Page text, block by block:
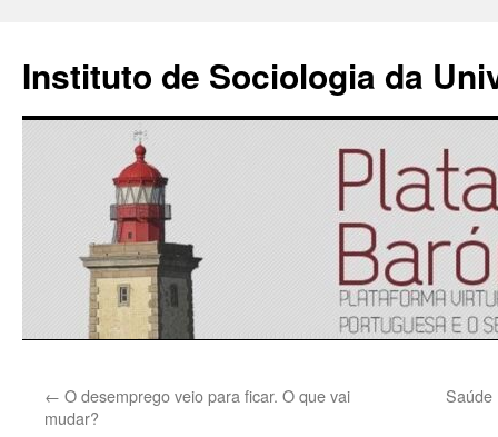
Instituto de Sociologia da
para
← O desemprego veio para ficar. O que vai
mudar?